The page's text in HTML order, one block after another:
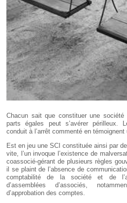
Chacun sait que constituer une
parts égales peut s’avérer périlleux.
conduit à l’arrêt commenté en
Est en jeu une SCI constituée ainsi par
vite, l’un invoque l’existence de
coassocié-gérant de plusieurs règles
il se plaint de l’absence de
comptabilité de la société et de
d’assemblées d’associés,
d’approbation des comptes.